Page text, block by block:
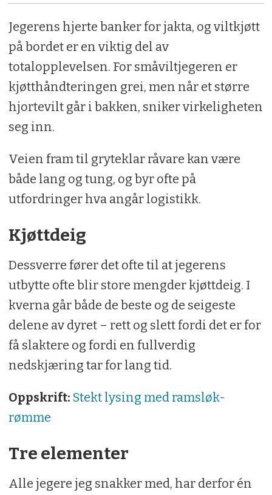
Jegerens hjerte banker for jakta, og viltkjøtt
på bordet er en viktig del av
totalopplevelsen. For småviltjegeren er
kjøtthåndteringen grei, men når et større
hjortevilt går i bakken, sniker virkeligheten
seg inn.
Veien fram til gryteklar råvare kan være
både lang og tung, og byr ofte på
utfordringer hva angår logistikk.
Kjøttdeig
Dessverre fører det ofte til at jegerens
utbytte ofte blir store mengder kjøttdeig. I
kverna går både de beste og de seigeste
delene av dyret – rett og slett fordi det er for
få slaktere og fordi en fullverdig
nedskjæring tar for lang tid.
Oppskrift: Stekt lysing med ramsløk-
rømme
Tre elementer
Alle jegere jeg snakker med, har derfor én